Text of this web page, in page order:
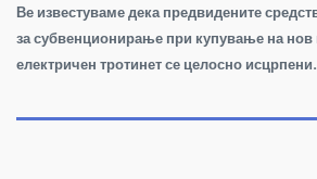
Ве известуваме дека предвидените
за субвенционирање при купување на нов
електричен тротинет се целосно исцрпени.